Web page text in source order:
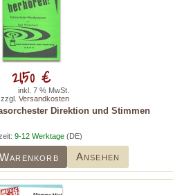
Direktion und Stimmen
9-12 Werktage (DE)
Ansehen
21,50 €
inkl. 7 % MwSt.
zzgl. Versandkosten